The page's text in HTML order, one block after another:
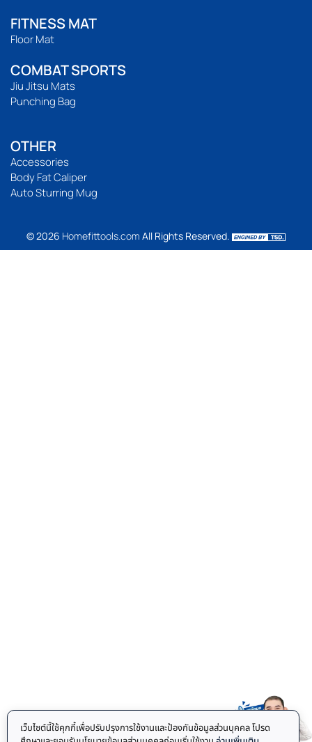
FITNESS MAT
Floor Mat
COMBAT SPORTS
Jiu Jitsu Mats
Punching Bag
OTHER
Accessories
Body Fat Caliper
Auto Sturring Mug
© 2026 Homefittools.com All Rights Reserved.
เว็บไซต์นี้ใช้คุกกี้เพื่อปรับปรุงการใช้งานและป้องกันข้อมูลส่วนบุคคล โปรด